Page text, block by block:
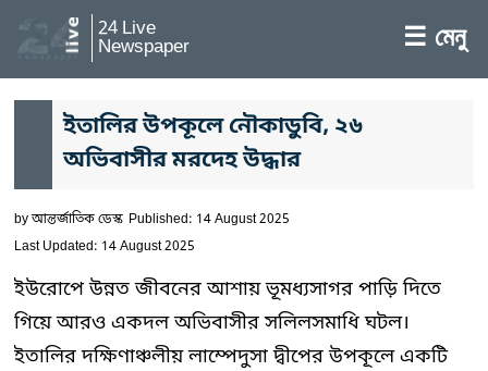
24 Live
Newspaper ☰ মেনু
ইতালির উপকূলে নৌকাডুবি, ২৬
অভিবাসীর মরদেহ উদ্ধার
byআন্তর্জাতিক ডেস্ক Published: 14 August 2025
Last Updated: 14 August 2025
ইউরোপে উন্নত জীবনের আশায় ভূমধ্যসাগর পাড়ি দিতে
গিয়ে আরও একদল অভিবাসীর সলিলসমাধি ঘটল।
ইতালির দক্ষিণাঞ্চলীয় লাম্পেদুসা দ্বীপের উপকূলে একটি